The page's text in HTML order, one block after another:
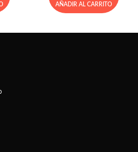
AÑADIR AL CARRITO